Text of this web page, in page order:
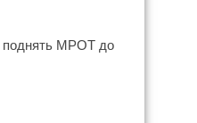
поднять МРОТ до